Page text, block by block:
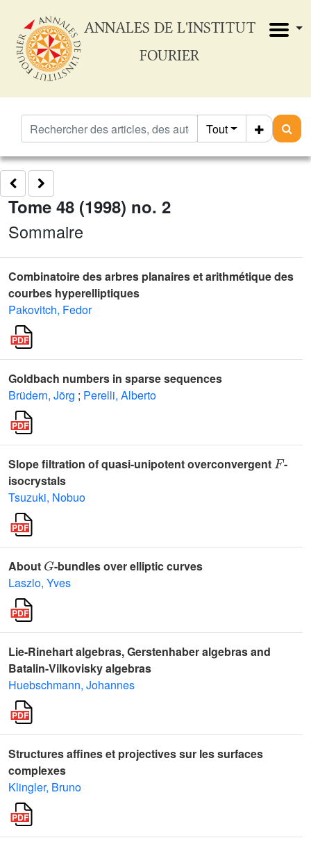
ANNALES DE L'INSTITUT
FOURIER
Tout
Tome 48 (1998) no. 2
Sommaire
Combinatoire des arbres planaires et arithmétique des
courbes hyperelliptiques
Pakovitch, Fedor
Goldbach numbers in sparse sequences
Brüdern, Jörg ; Perelli, Alberto
Slope filtration of quasi-unipotent overconvergent
-
isocrystals
Tsuzuki, Nobuo
About
-bundles over elliptic curves
Laszlo, Yves
Lie-Rinehart algebras, Gerstenhaber algebras and
Batalin-Vilkovisky algebras
Huebschmann, Johannes
Structures affines et projectives sur les surfaces
complexes
Klingler, Bruno